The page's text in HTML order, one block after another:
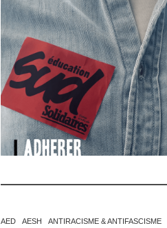
AED AESH ANTIRACISME & ANTIFASCISME